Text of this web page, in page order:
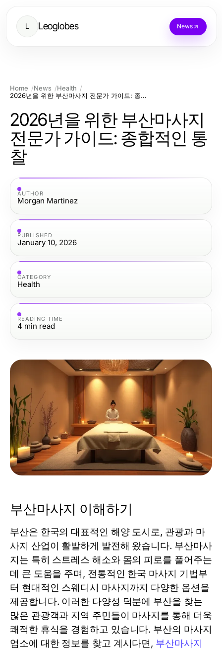
L Leoglobes News
Home News
Health
2026년을 위한 부산마사지 전문가 가이드: 종합적인 통찰
2026년을 위한 부산마사지
전문가 가이드: 종합적인 통
찰
AUTHOR
Morgan Martinez
PUBLISHED
January 10, 2026
CATEGORY
Health
READING TIME
4 min read
부산마사지 이해하기
부산은 한국의 대표적인 해양 도시로, 관광과 마
사지 산업이 활발하게 발전해 왔습니다. 부산마사
지는 특히 스트레스 해소와 몸의 피로를 풀어주는
데 큰 도움을 주며, 전통적인 한국 마사지 기법부
터 현대적인 스웨디시 마사지까지 다양한 옵션을
제공합니다. 이러한 다양성 덕분에 부산을 찾는
많은 관광객과 지역 주민들이 마사지를 통해 더욱
쾌적한 휴식을 경험하고 있습니다. 부산의 마사지
업소에 대한 정보를 찾고 계시다면, 부산마사지